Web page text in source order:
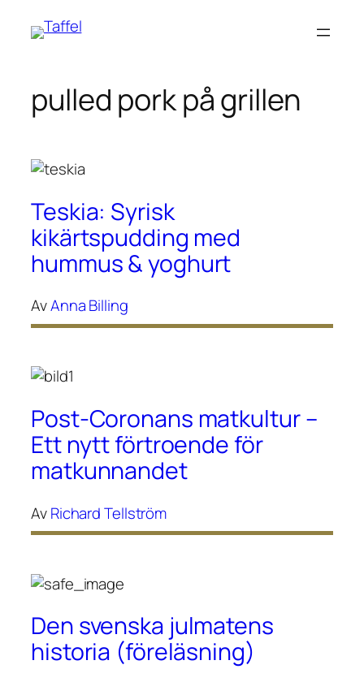
Hoppa
pulled pork på grillen
Teskia: Syrisk
kikärtspudding med
hummus & yoghurt
AvAnna Billing
Post-Coronans matkultur –
Ett nytt förtroende för
matkunnandet
AvRichard Tellström
Den svenska julmatens
historia (föreläsning)